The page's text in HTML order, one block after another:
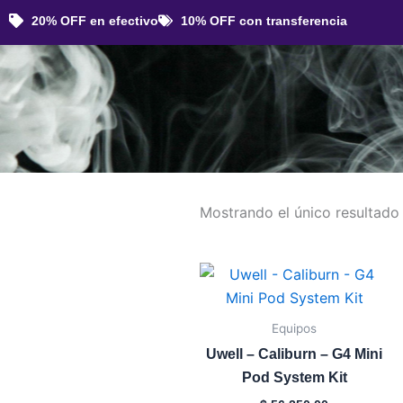
contenido
20% OFF en efectivo 10% OFF con transferencia
Mostrando el único resultado
Equipos
Uwell – Caliburn – G4 Mini
Pod System Kit
Este
producto
tiene
múltiples
variantes.